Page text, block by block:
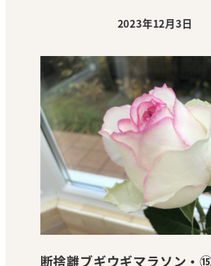
投稿日
2023年12月3日
断捨離ブギウギマラソン・